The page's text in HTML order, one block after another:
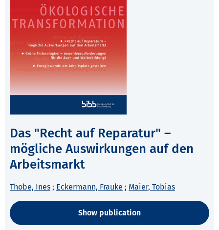
Das "Recht auf Reparatur" –
mögliche Auswirkungen auf den
Arbeitsmarkt
Thobe, Ines ; Eckermann, Frauke ; Maier, Tobias
Show publication